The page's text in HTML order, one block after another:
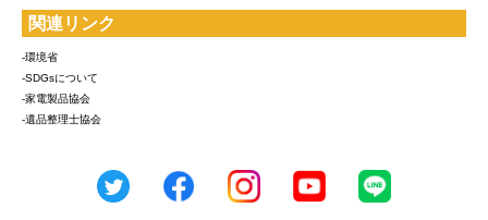
関連リンク
-環境省
-SDGsについて
-家電製品協会
-遺品整理士協会